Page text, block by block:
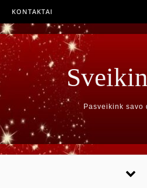
KONTAKTAI
Pasveikink savo